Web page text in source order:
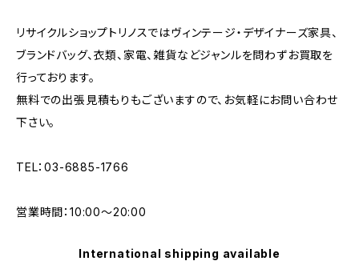
リサイクルショップトリノスではヴィンテージ・デザイナーズ家具、
ブランドバッグ、衣類、家電、雑貨などジャンルを問わずお買取を
行っております。
無料での出張見積もりもございますので、お気軽にお問い合わせ
下さい。
TEL：03-6885-1766
営業時間：10:00〜20:00
International shipping available